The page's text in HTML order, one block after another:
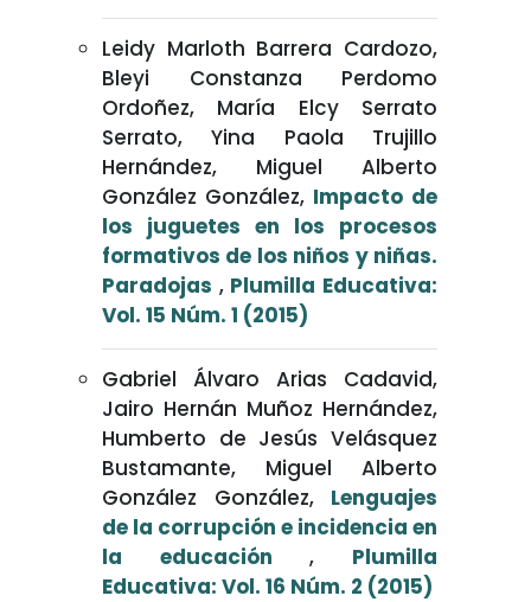
Leidy Marloth Barrera Cardozo,
Bleyi Constanza Perdomo
Ordoñez, María Elcy Serrato
Serrato, Yina Paola Trujillo
Hernández, Miguel Alberto
González González, Impacto de
los juguetes en los procesos
formativos de los niños y niñas.
Paradojas , Plumilla Educativa:
Vol. 15 Núm. 1 (2015)
Gabriel Álvaro Arias Cadavid,
Jairo Hernán Muñoz Hernández,
Humberto de Jesús Velásquez
Bustamante, Miguel Alberto
González González, Lenguajes
de la corrupción e incidencia en
la educación, Plumilla
Educativa: Vol. 16 Núm. 2 (2015)